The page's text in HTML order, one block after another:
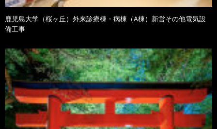
鹿児島大学（桜ヶ丘）外来診療棟・病棟（A棟）新営その他電気設
備工事